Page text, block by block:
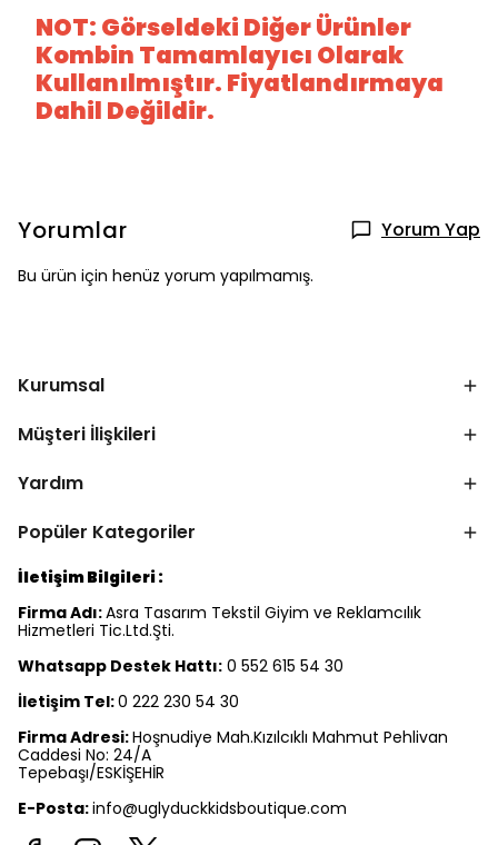
NOT: Görseldeki Diğer Ürünler
Kombin Tamamlayıcı Olarak
Kullanılmıştır. Fiyatlandırmaya
Dahil Değildir.
Yorumlar Yorum Yap
Bu ürün için henüz yorum yapılmamış.
Kurumsal
Müşteri İlişkileri
Yardım
Popüler Kategoriler
İletişim Bilgileri :
Firma Adı:Asra Tasarım Tekstil Giyim ve Reklamcılık
Hizmetleri Tic.Ltd.Şti.
Whatsapp Destek Hattı: 0 552 615 54 30
İletişim Tel:0 222 230 54 30
Firma Adresi:Hoşnudiye Mah.Kızılcıklı Mahmut Pehlivan
Caddesi No: 24/A
Tepebaşı/ESKİŞEHİR
E-Posta:info@uglyduckkidsboutique.com